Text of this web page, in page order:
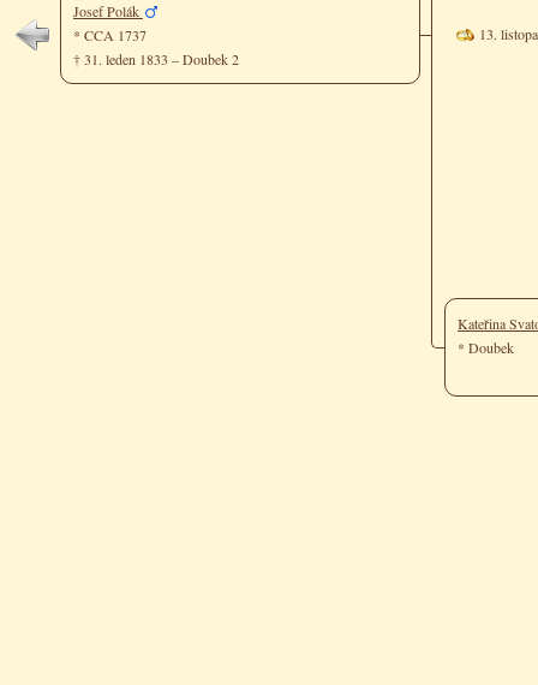
Josef Polák
* CCA 1737
† 31. leden 1833 – Doubek 2
13.
Kateřina
* Doubek